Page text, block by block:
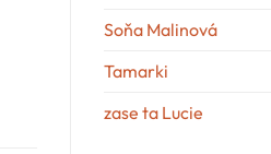
Soňa Malinová
Tamarki
zase ta Lucie